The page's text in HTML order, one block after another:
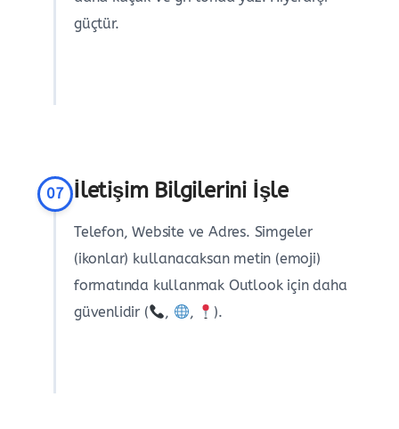
güçtür.
07 İletişim Bilgilerini İşle
Telefon, Website ve Adres. Simgeler
(ikonlar) kullanacaksan metin (emoji)
formatında kullanmak Outlook için daha
güvenlidir (
, , ).